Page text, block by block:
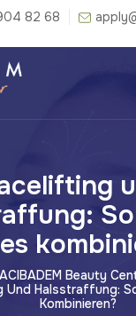
82 68
ACIBADEM Beauty
Und Halsstraffung:
Kombinieren?